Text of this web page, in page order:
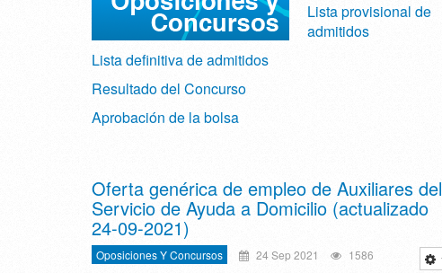
Lista provisional de
admitidos
Lista definitiva de admitidos
Resultado del Concurso
Aprobación de la bolsa
Oferta genérica de empleo de Auxiliares del
Servicio de Ayuda a Domicilio (actualizado
24-09-2021)
Oposiciones Y Concursos 24 Sep 2021 1586